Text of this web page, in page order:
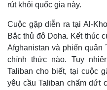
rút khỏi quốc gia này.
Cuộc gặp diễn ra tại Al-
Bắc thủ đô Doha. Kết thúc
Afghanistan và phiến quân
chính thức nào. Tuy
Taliban cho biết, tại cuộc
yêu cầu Taliban chấm dứt